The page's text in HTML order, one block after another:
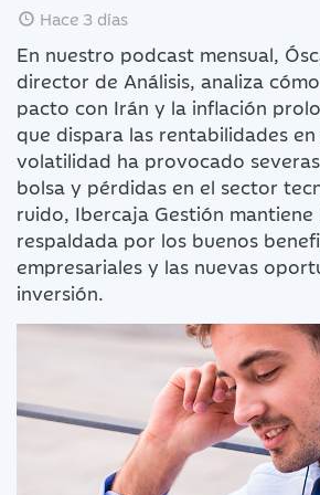
Hace 3 días
En nuestro podcast mensual,
director de Análisis, analiza
pacto con Irán y la inflación
que dispara las rentabilidades
volatilidad ha provocado
bolsa y pérdidas en el sector
ruido, Ibercaja Gestión mantiene
respaldada por los buenos
empresariales y las nuevas
inversión.